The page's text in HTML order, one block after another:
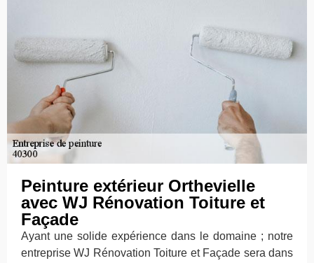
Peinture extérieur Orthevielle
avec WJ Rénovation Toiture et
Façade
Ayant une solide expérience dans le domaine ; notre
entreprise WJ Rénovation Toiture et Façade sera dans